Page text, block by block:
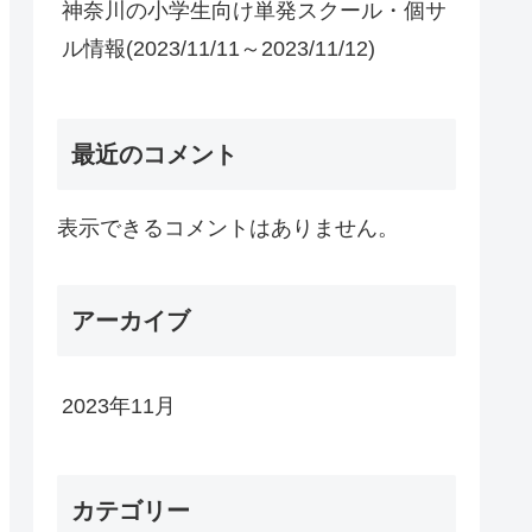
神奈川の小学生向け単発スクール・個サ
ル情報(2023/11/11～2023/11/12)
最近のコメント
表示できるコメントはありません。
アーカイブ
2023年11月
カテゴリー